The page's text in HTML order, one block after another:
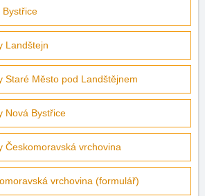
Bystřice
Landštejn
Staré Město pod Landštějnem
Nová Bystřice
Českomoravská vrchovina
vrchovina (formulář)